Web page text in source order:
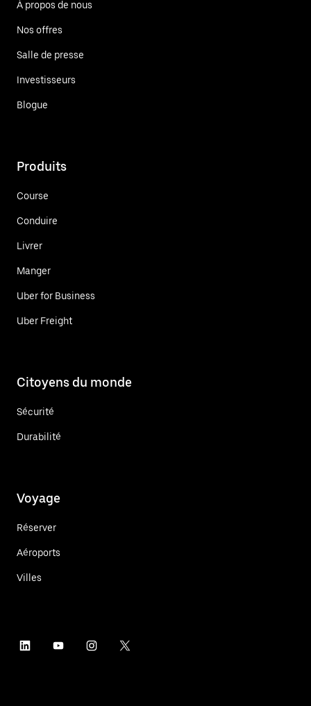
À propos de nous
Nos offres
Salle de presse
Investisseurs
Blogue
Produits
Course
Conduire
Livrer
Manger
Uber for Business
Uber Freight
Citoyens du monde
Sécurité
Durabilité
Voyage
Réserver
Aéroports
Villes